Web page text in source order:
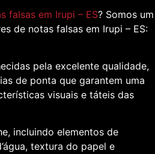
falsas em Irupi – ES? Somos um
de notas falsas em Irupi – ES:
pela excelente qualidade,
de ponta que garantem uma
visuais e táteis das
incluindo elementos de
textura do papel e